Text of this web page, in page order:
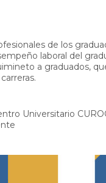
de los
laboral del
a graduados,
Universitario